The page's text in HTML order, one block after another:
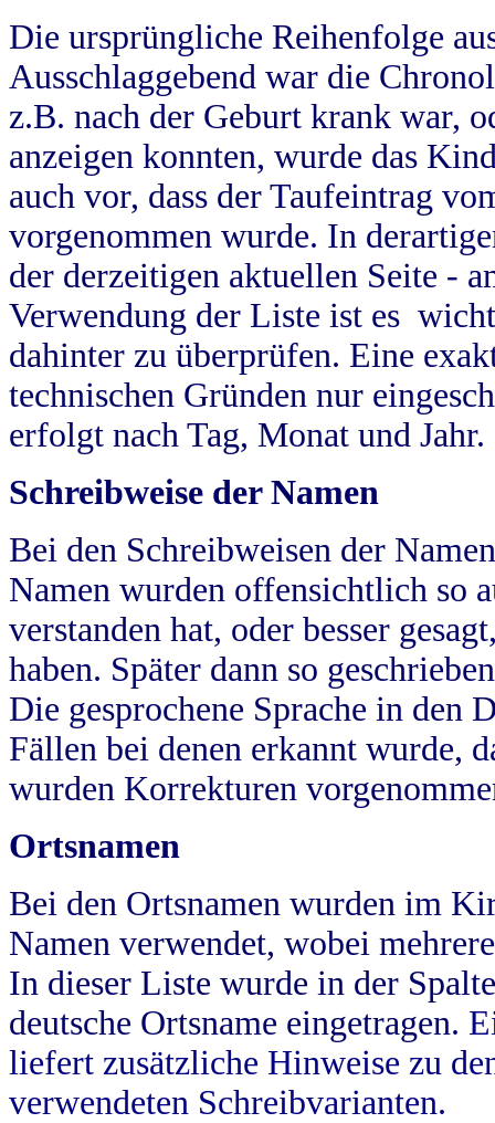
Die ursprüngliche Reihenfolge
Ausschlaggebend war die
z.B. nach der Geburt krank war,
anzeigen konnten, wurde das
auch vor, dass der Taufeintrag
vorgenommen wurde. In
der derzeitigen aktuellen Seite -
Verwendung der Liste ist es
dahinter zu überprüfen. Eine
technischen Gründen nur
erfolgt nach Tag, Monat und Jahr.
Schreibweise der Namen
Bei den Schreibweisen der
Namen wurden offensichtlich so
verstanden hat, oder besser
haben. Später dann so
Die gesprochene Sprache in
Fällen bei denen erkannt wurde,
wurden Korrekturen
Ortsnamen
Bei den Ortsnamen wurden im
Namen verwendet, wobei
In dieser Liste wurde in der
deutsche Ortsname eingetragen.
liefert zusätzliche Hinweise zu
verwendeten Schreibvarianten.